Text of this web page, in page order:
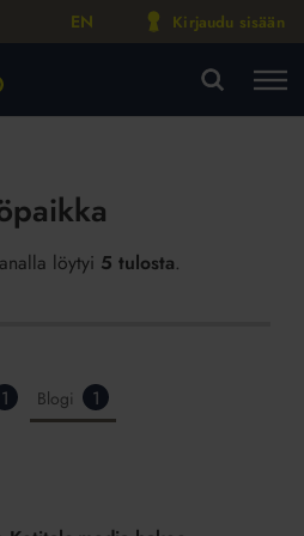
EN Kirjaudu sisään
löytyi 5 tulosta.
1 Blogi 1